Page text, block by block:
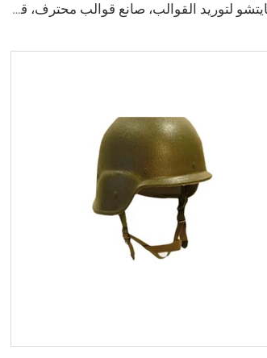
مصنع تايتشو لتوريد القوالب، صانع قوالب محترف، قالب صب معدني للغطاء الطرفي للشفة